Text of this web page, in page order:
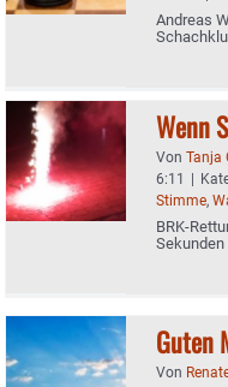
Andreas
Wenn
Von Tanja
6:11 |
Stimme,
BRK-
Sekunden
Guten
Von